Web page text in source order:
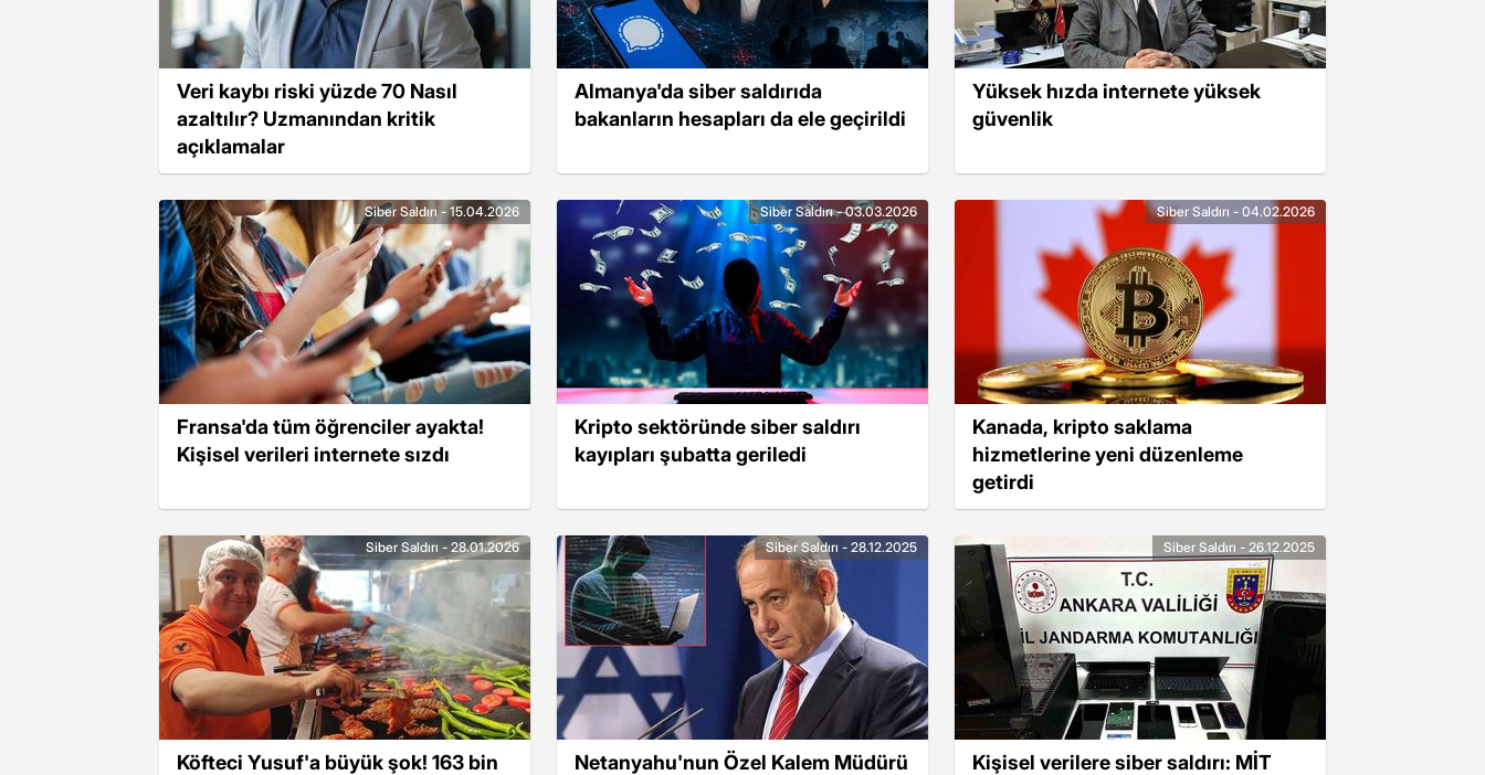
Veri kaybı riski yüzde 70 Nasıl
azaltılır? Uzmanından kritik
açıklamalar
Almanya'da siber saldırıda
bakanların hesapları da ele geçirildi
Yüksek hızda internete yüksek
güvenlik
Fransa'da tüm öğrenciler ayakta!
Kişisel verileri internete sızdı
Siber Saldırı - 15.04.2026
Kripto sektöründe siber saldırı
kayıpları şubatta geriledi
Siber Saldırı - 03.03.2026
Kanada, kripto saklama
hizmetlerine yeni düzenleme
getirdi
Siber Saldırı - 04.02.2026
Köfteci Yusuf'a büyük şok! 163 bin
Siber Saldırı - 28.01.2026
Netanyahu'nun Özel Kalem Müdürü
Siber Saldırı - 28.12.2025
Kişisel verilere siber saldırı: MİT
Siber Saldırı - 26.12.2025